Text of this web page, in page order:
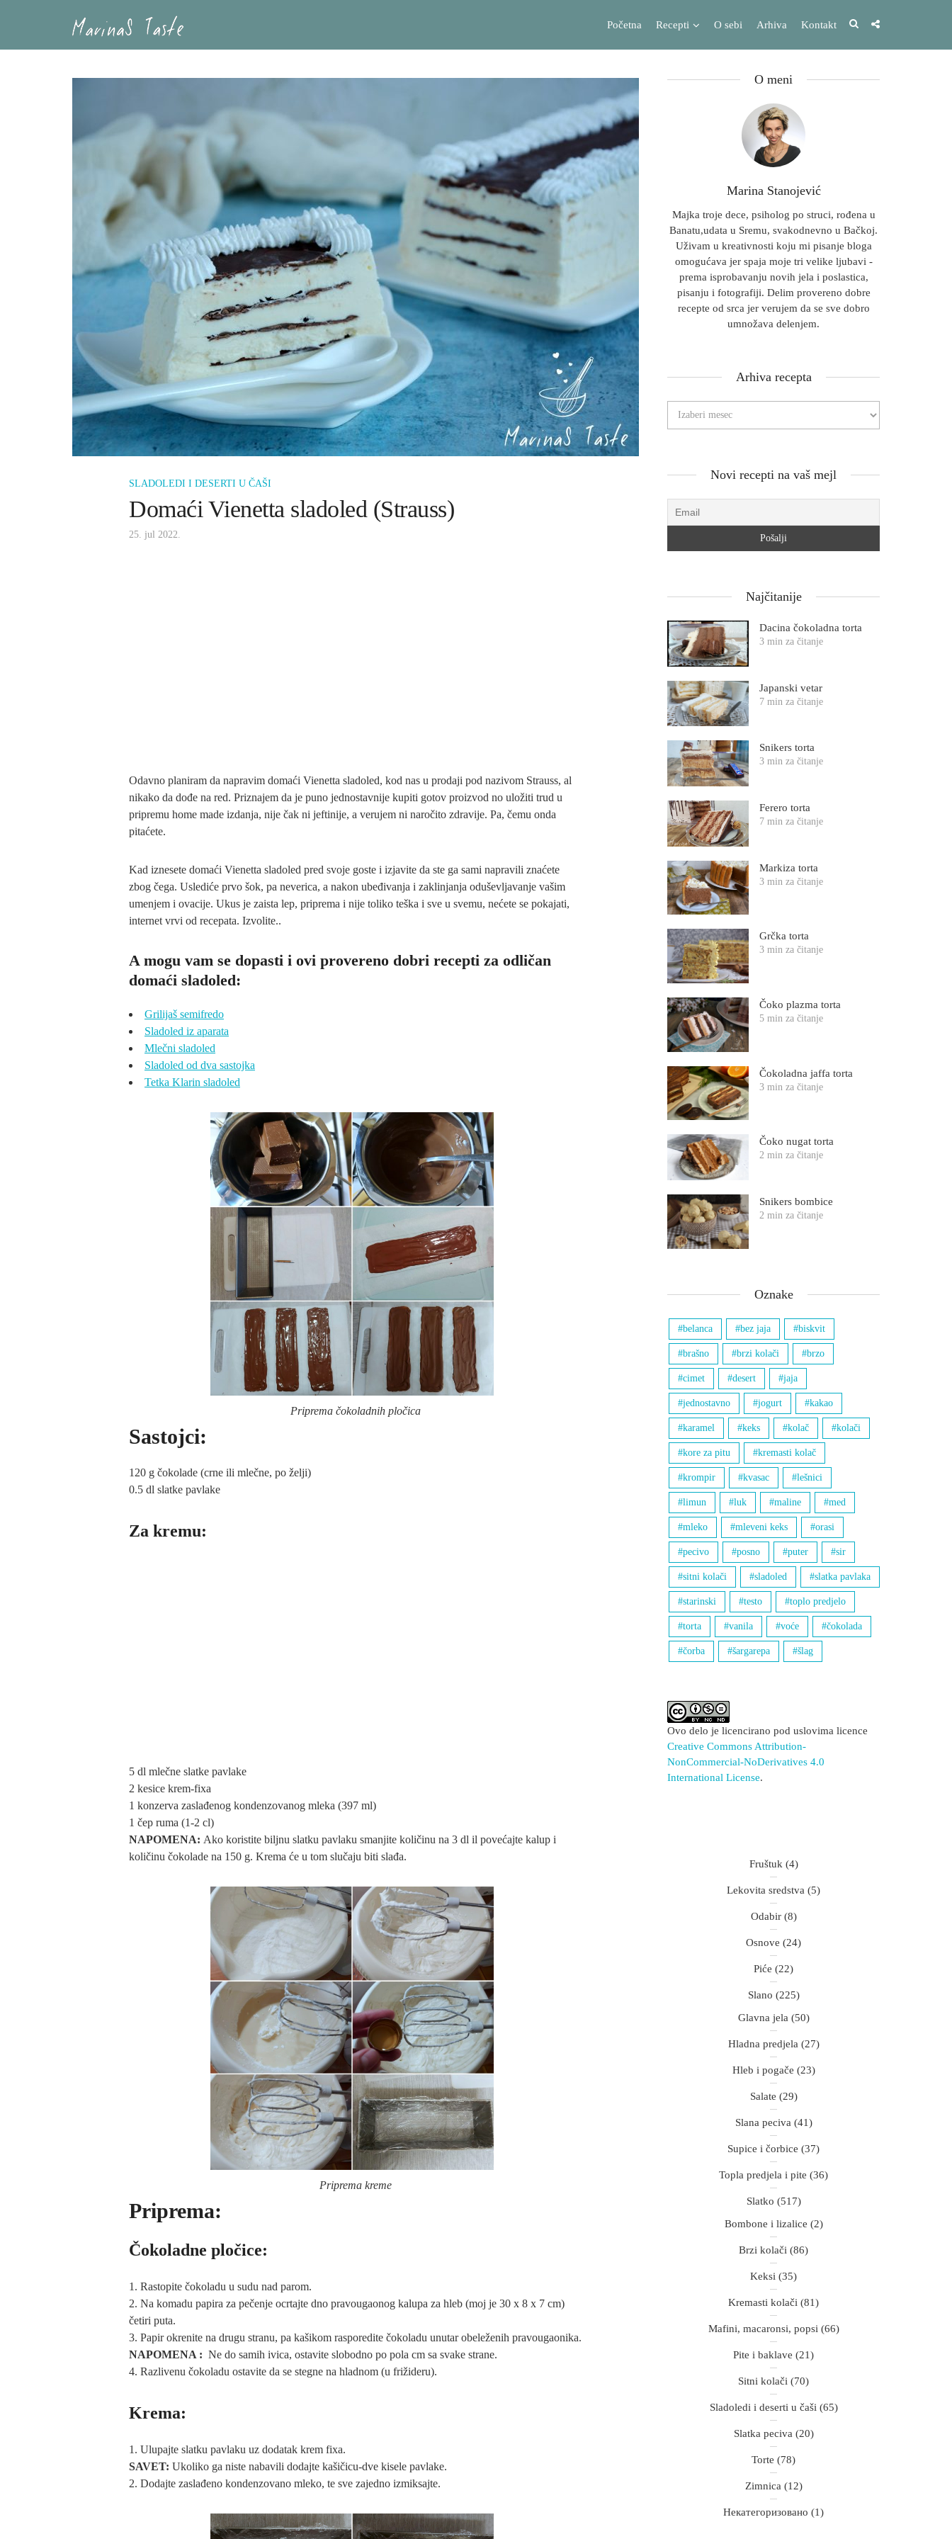
Početna Recepti O sebi Arhiva Kontakt
SLADOLEDI I DESERTI U ČAŠI
Domaći Vienetta sladoled (Strauss)
25. jul 2022.
Odavno planiram da napravim domaći Vienetta sladoled, kod nas u prodaji pod nazivom Strauss, al
nikako da dođe na red. Priznajem da je puno jednostavnije kupiti gotov proizvod no uložiti trud u
pripremu home made izdanja, nije čak ni jeftinije, a verujem ni naročito zdravije. Pa, čemu onda
pitaćete.
Kad iznesete domaći Vienetta sladoled pred svoje goste i izjavite da ste ga sami napravili znaćete
zbog čega. Uslediće prvo šok, pa neverica, a nakon ubeđivanja i zaklinjanja oduševljavanje vašim
umenjem i ovacije. Ukus je zaista lep, priprema i nije toliko teška i sve u svemu, nećete se pokajati,
internet vrvi od recepata. Izvolite..
A mogu vam se dopasti i ovi provereno dobri recepti za odličan
domaći sladoled:
Grilijaš semifredo
Sladoled iz aparata
Mlečni sladoled
Sladoled od dva sastojka
Tetka Klarin sladoled
Priprema čokoladnih pločica
Sastojci:
120 g čokolade (crne ili mlečne, po želji)
0.5 dl slatke pavlake
Za kremu:
5 dl mlečne slatke pavlake
2 kesice krem-fixa
1 konzerva zaslađenog kondenzovanog mleka (397 ml)
1 čep ruma (1-2 cl)
NAPOMENA: Ako koristite biljnu slatku pavlaku smanjite količinu na 3 dl il povećajte kalup i
količinu čokolade na 150 g. Krema će u tom slučaju biti slađa.
Priprema kreme
Priprema:
Čokoladne pločice:
Rastopite čokoladu u sudu nad parom.
Na komadu papira za pečenje ocrtajte dno pravougaonog kalupa za hleb (moj je 30 x 8 x 7 cm)
četiri puta.
Papir okrenite na drugu stranu, pa kašikom rasporedite čokoladu unutar obeleženih pravougaonika.
NAPOMENA : Ne do samih ivica, ostavite slobodno po pola cm sa svake strane.
Razlivenu čokoladu ostavite da se stegne na hladnom (u frižideru).
Krema:
Ulupajte slatku pavlaku uz dodatak krem fixa.
SAVET: Ukoliko ga niste nabavili dodajte kašičicu-dve kisele pavlake.
Dodajte zaslađeno kondenzovano mleko, te sve zajedno izmiksajte.
O meni
Marina Stanojević
Majka troje dece, psiholog po struci, rođena u
Banatu,udata u Sremu, svakodnevno u Bačkoj.
Uživam u kreativnosti koju mi pisanje bloga
omogućava jer spaja moje tri velike ljubavi -
prema isprobavanju novih jela i poslastica,
pisanju i fotografiji. Delim provereno dobre
recepte od srca jer verujem da se sve dobro
umnožava delenjem.
Arhiva recepta
Novi recepti na vaš mejl
Najčitanije
Dacina čokoladna torta
3 min za čitanje
Japanski vetar
7 min za čitanje
Snikers torta
3 min za čitanje
Ferero torta
7 min za čitanje
Markiza torta
3 min za čitanje
Grčka torta
3 min za čitanje
Čoko plazma torta
5 min za čitanje
Čokoladna jaffa torta
3 min za čitanje
Čoko nugat torta
2 min za čitanje
Snikers bombice
2 min za čitanje
Oznake
belanca bez jaja biskvit
brašno brzi kolači brzo
cimet desert jaja
jednostavno jogurt kakao
karamel keks kolač kolači
kore za pitu kremasti kolač
krompir kvasac lešnici
limun luk maline med
mleko mleveni keks orasi
pecivo posno puter sir
sitni kolači sladoled slatka pavlaka
starinski testo toplo predjelo
torta vanila voće čokolada
čorba šargarepa šlag
Ovo delo je licencirano pod uslovima licence
Creative Commons Attribution-
NonCommercial-NoDerivatives 4.0
International License.
Fruštuk (4)
Lekovita sredstva (5)
Odabir(8)
Osnove (24)
Piće (22)
Slano (225)
Glavna jela (50)
Hladna predjela (27)
Hleb i pogače (23)
Salate (29)
Slana peciva (41)
Supice i čorbice (37)
Topla predjela i pite (36)
Slatko (517)
Bombone i lizalice (2)
Brzi kolači (86)
Keksi (35)
Kremasti kolači (81)
Mafini, macaronsi, popsi (66)
Pite i baklave (21)
Sitni kolači (70)
Sladoledi i deserti u čaši (65)
Slatka peciva (20)
Torte (78)
Zimnica (12)
Некатегоризовано (1)